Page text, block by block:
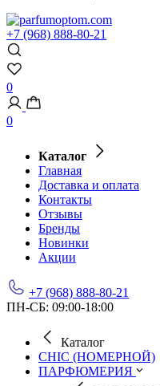
+7 (968) 888-80-21
0
0
Каталог
Главная
Доставка и оплата
Контакты
Отзывы
Бренды
Новинки
Акции
+7 (968) 888-80-21
ПН-СБ: 09:00-18:00
Каталог
CHIC (НОМЕРНОЙ)
ПАРФЮМЕРИЯ